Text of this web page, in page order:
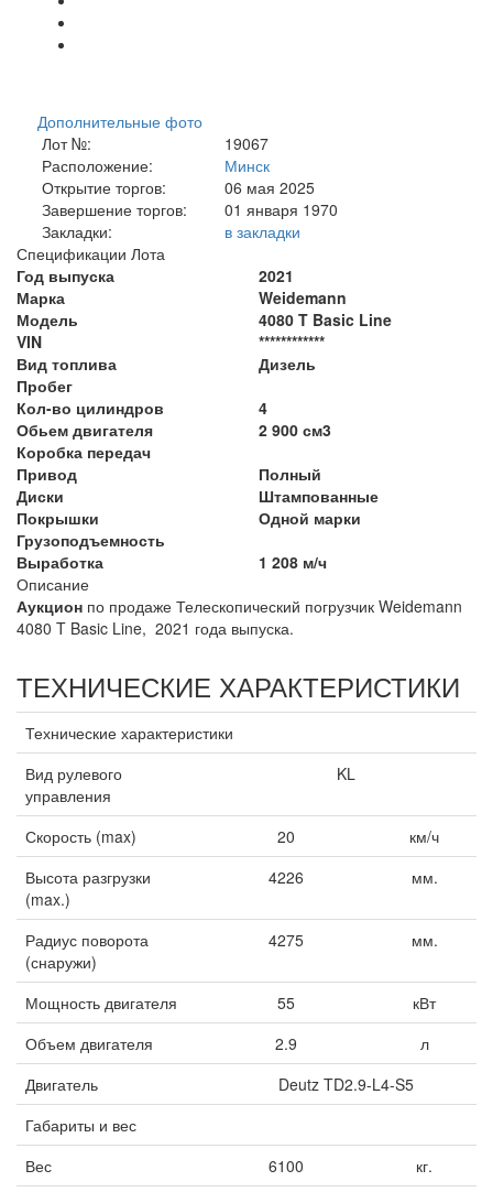
Дополнительные фото
Лот №:
19067
Расположение:
Минск
Открытие торгов:
06 мая 2025
Завершение торгов:
01 января 1970
Закладки:
в закладки
Спецификации Лота
Год выпуска
2021
Марка
Weidemann
Модель
4080 T Basic Line
VIN
************
Вид топлива
Дизель
Пробег
Кол-во цилиндров
4
Обьем двигателя
2 900 см3
Коробка передач
Привод
Полный
Диски
Штампованные
Покрышки
Одной марки
Грузоподъемность
Выработка
1 208 м/ч
Описание
Аукцион по продаже Телескопический погрузчик Weidemann
4080 T Basic Line, 2021 года выпуска.
ТЕХНИЧЕСКИЕ ХАРАКТЕРИСТИКИ
Технические характеристики
Вид рулевого
управления
KL
Скорость (max) 20
км/ч
Высота разгрузки
(max.)
4226 мм.
Радиус поворота
(снаружи)
4275 мм.
Мощность двигателя 55
кВт
Объем двигателя
2.9
л
Двигатель
Deutz TD2.9-L4-S5
Габариты и вес
Вес
6100 кг.